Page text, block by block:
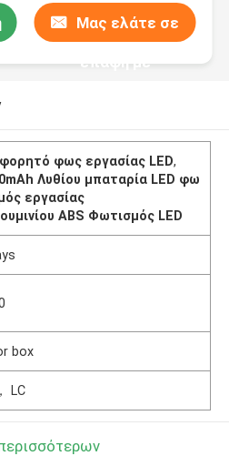
Μας ελάτε σε
επαφή με
φως εργασίας LED,
Λυθίου μπαταρία LED φω
εργασίας
ABS Φωτισμός LED
box
LC